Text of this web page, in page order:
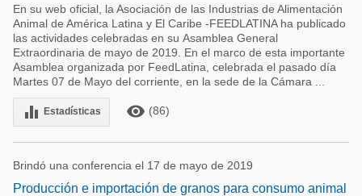
En su web oficial, la Asociación de las Industrias de Alimentación
Animal de América Latina y El Caribe -FEEDLATINA ha publicado
las actividades celebradas en su Asamblea General
Extraordinaria de mayo de 2019. En el marco de esta importante
Asamblea organizada por FeedLatina, celebrada el pasado día
Martes 07 de Mayo del corriente, en la sede de la Cámara ...
equalizer Estadísticas remove_red_eye (86)
Brindó una conferencia el 17 de mayo de 2019
Producción e importación de granos para consumo animal